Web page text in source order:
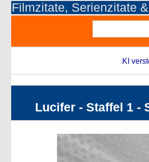
Filmzitate, Serienzitate
KI
Lucifer - Staffel 1 -